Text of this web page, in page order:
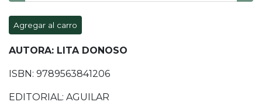
Agregar al carro
AUTORA: LITA DONOSO
ISBN: 9789563841206
EDITORIAL: AGUILAR